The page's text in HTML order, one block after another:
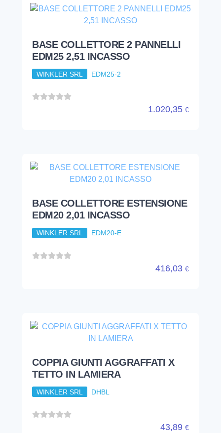
BASE COLLETTORE 2 PANNELLI
EDM25 2,51 INCASSO
WINKLER SRL EDM25-2
1.020,35 €
BASE COLLETTORE ESTENSIONE
EDM20 2,01 INCASSO
WINKLER SRL EDM20-E
416,03 €
COPPIA GIUNTI AGGRAFFATI X
TETTO IN LAMIERA
WINKLER SRL DHBL
43,89 €